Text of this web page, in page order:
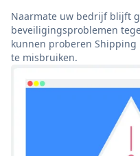
Naarmate uw bedrijf blijft
beveiligingsproblemen
kunnen proberen Shipping
te misbruiken.